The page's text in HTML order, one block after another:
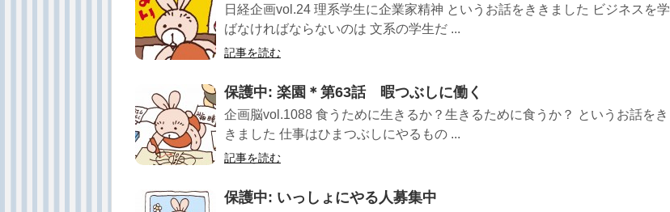
日経企画vol.24 理系学生に企業家精神 というお話をききました ビジネスを学
ばなければならないのは 文系の学生だ ...
記事を読む
保護中: 楽園＊第63話 暇つぶしに働く
企画脳vol.1088 食うために生きるか？生きるために食うか？ というお話をき
きました 仕事はひまつぶしにやるもの ...
記事を読む
保護中: いっしょにやる人募集中